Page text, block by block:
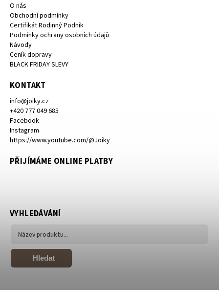
O nás
Obchodní podmínky
Certifikát Rodinný Podnik
Podmínky ochrany osobních údajů
Návody
Ceník dopravy
BLACK FRIDAY SLEVY
KONTAKT
info@joiky.cz
+420 777 049 685
Facebook
Instagram
https://www.youtube.com/@Joiky
PŘIJÍMÁME ONLINE PLATBY
VYHLEDÁVÁNÍ
Hledat